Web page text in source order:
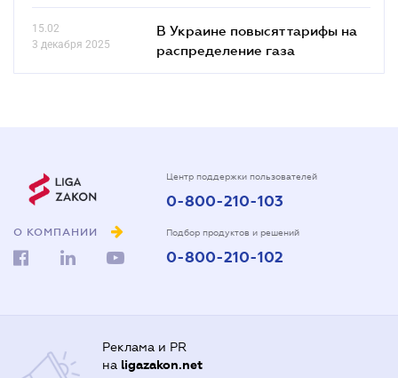
15.02
3 декабря 2025
В Украине повысят тарифы на
распределение газа
О КОМПАНИИ
Центр поддержки пользователей
0-800-210-103
Подбор продуктов и решений
0-800-210-102
Реклама и PR
на ligazakon.net